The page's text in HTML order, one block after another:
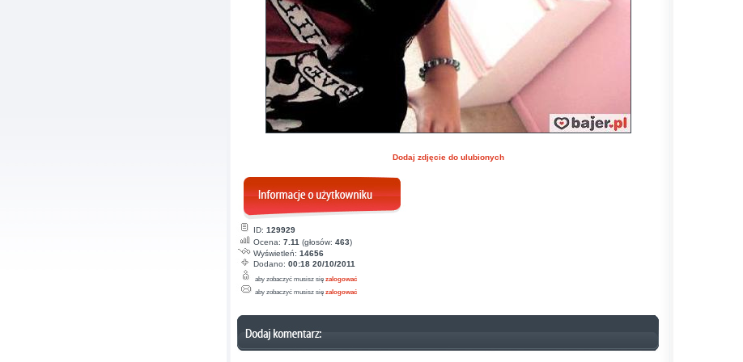
Dodaj zdjęcie do ulubionych
ID: 129929
Ocena: 7.11 (głosów: 463)
Wyświetleń: 14656
Dodano: 00:18 20/10/2011
aby zobaczyć musisz się zalogować
aby zobaczyć musisz się zalogować